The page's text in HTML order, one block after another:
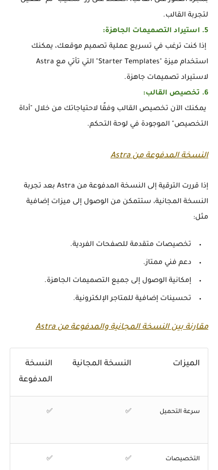
لتجربة القالب.
5. استيراد التصميمات الجاهزة:
إذا كنت ترغب في تسريع عملية تصميم موقعك، يمكنك
استخدام ميزة "Starter Templates" التي تأتي مع Astra
لاستيراد تصميمات جاهزة.
6. تخصيص القالب:
يمكنك الآن تخصيص القالب وفقًا لاحتياجاتك من خلال "أداة
التخصيص" الموجودة في لوحة التحكم.
النسخة المدفوعة من Astra
إذا قررت الترقية إلى النسخة المدفوعة من Astra بعد تجربة
النسخة المجانية، ستتمكن من الوصول إلى ميزات إضافية
مثل:
تخصيصات متقدمة للصفحات الفردية.
دعم فني ممتاز.
إمكانية الوصول إلى جميع التصميمات الجاهزة.
تحسينات إضافية للمتاجر الإلكترونية.
مقارنة بين النسخة المجانية والمدفوعة من Astra
الميزات النسخة المجانية
النسخة
المدفوعة
سرعة التحميل ✅
✅
التخصيصات ✅
✅